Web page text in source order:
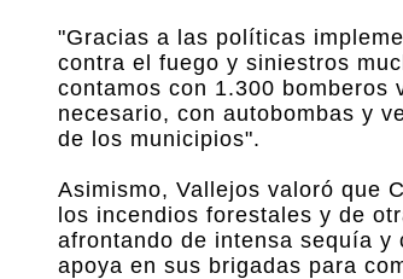
"Gracias a las políticas
contra el fuego y siniestros
contamos con 1.300
necesario, con autobombas y
de los municipios".
Asimismo, Vallejos valoró que
los incendios forestales y de
afrontando de intensa sequía
apoya en sus brigadas para